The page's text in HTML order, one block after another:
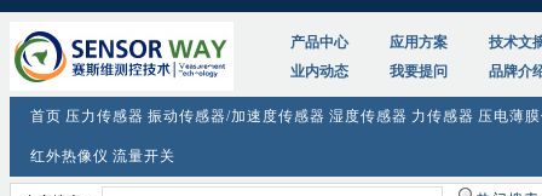
产品中心 应用方案
技术文
业内动态
我要提问 品牌介
首页 压力传感器 振动传感器/加速度传感器 湿度传感器 力传感器 压电薄
红外热像仪 流量开关